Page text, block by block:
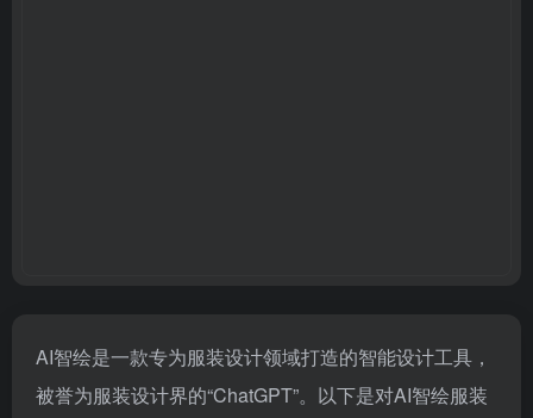
AI智绘是一款专为服装设计领域打造的智能设计工具，
被誉为服装设计界的“ChatGPT”。以下是对AI智绘服装